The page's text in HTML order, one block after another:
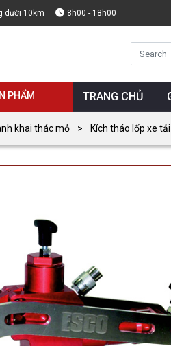
dưới 10km 8h00 - 18h00
PHẨM TRANG CHỦ
khai thác mỏ Kích tháo lốp xe